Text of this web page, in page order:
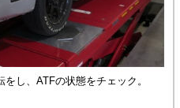
し、ATFの状態をチェック。